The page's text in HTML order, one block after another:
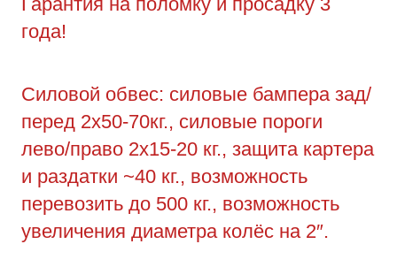
года!
Силовой обвес: силовые бампера зад/
перед 2х50-70кг., силовые пороги
лево/право 2х15-20 кг., защита картера
и раздатки ~40 кг., возможность
перевозить до 500 кг., возможность
увеличения диаметра колёс на 2″.